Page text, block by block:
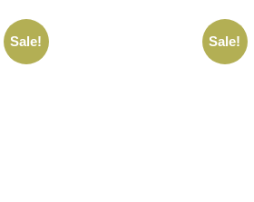
Sale! Sale!